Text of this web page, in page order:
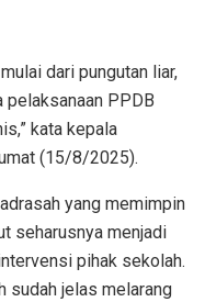
dari pungutan liar,
pelaksanaan PPDB
kata kepala
(15/8/2025).
yang memimpin
seharusnya menjadi
pihak sekolah.
sudah jelas melarang